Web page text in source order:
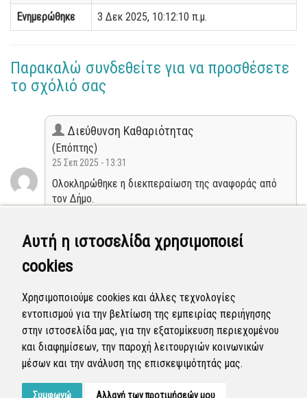
Αυτή η ιστοσελίδα χρησιμοποιεί
cookies
Χρησιμοποιούμε cookies και άλλες τεχνολογίες
εντοπισμού για την βελτίωση της εμπειρίας περιήγησης
στην ιστοσελίδα μας, για την εξατομίκευση περιεχομένου
και διαφημίσεων, την παροχή λειτουργιών κοινωνικών
μέσων και την ανάλυση της επισκεψιμότητάς μας.
Συμφωνώ Αλλαγή των προτιμήσεών μου
Ενημερώθηκε 3 Δεκ 2025, 10:12:10 π.μ.
Παρακαλώ συνδεθείτε για να προσθέσετε
το σχόλιό σας
Διεύθυνση Καθαριότητας
(Επόπτης)
25 Σεπ 2025 - 13:31
Ολοκληρώθηκε η διεκπεραίωση της αναφοράς από
τον Δήμο.
Διεύθυνση Καθαριότητας
(Επόπτης)
17 Μαΐ 2025 - 03:59
Η αναφορά προγραμματίστηκε να επιλυθεί.
Προγραμματισμένη